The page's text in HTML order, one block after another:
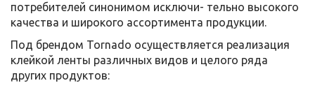
потребителей синонимом исключи- тельно высокого
качества и широкого ассортимента продукции.
Под брендом Tornado осуществляется реализация
клейкой ленты различных видов и целого ряда
других продуктов: